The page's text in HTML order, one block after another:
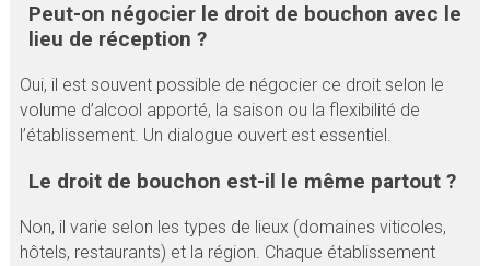
Peut-on négocier le droit de bouchon avec le
lieu de réception ?
Oui, il est souvent possible de négocier ce droit selon le
volume d’alcool apporté, la saison ou la flexibilité de
l’établissement. Un dialogue ouvert est essentiel.
Le droit de bouchon est-il le même partout ?
Non, il varie selon les types de lieux (domaines viticoles,
hôtels, restaurants) et la région. Chaque établissement